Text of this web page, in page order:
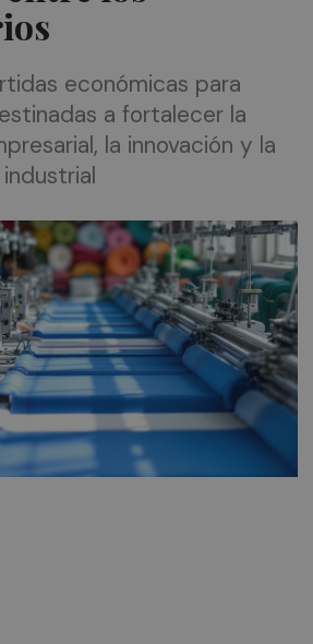
económicas para
a fortalecer la
la innovación y la